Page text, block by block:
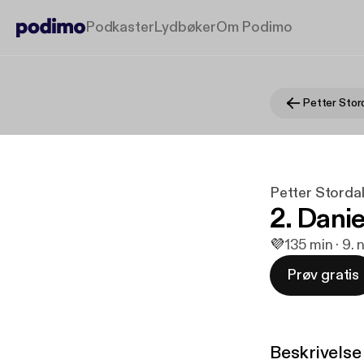
PodkasterLydbøkerOm Podimo
Petter
2.
💜135 min · 9.
Prøv gratis
Beskrivelse